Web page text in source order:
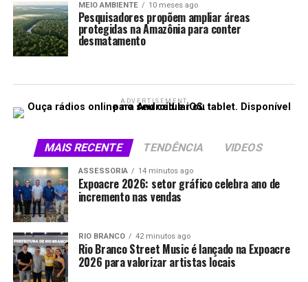
MEIO AMBIENTE 10 meses ago
Pesquisadores propõem ampliar áreas
protegidas na Amazônia para conter
desmatamento
ADVERTISEMENT
MAIS RECENTE TENDÊNCIA VIDEOS
ASSESSORIA 14 minutos ago
Expoacre 2026: setor gráfico celebra ano de
incremento nas vendas
RIO BRANCO 42 minutos ago
Rio Branco Street Music é lançado na Expoacre
2026 para valorizar artistas locais